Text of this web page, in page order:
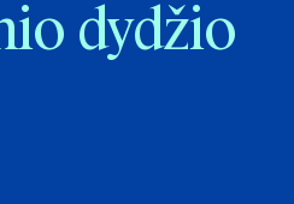
dydžio